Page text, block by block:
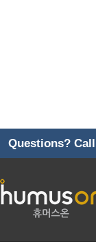
Questions?